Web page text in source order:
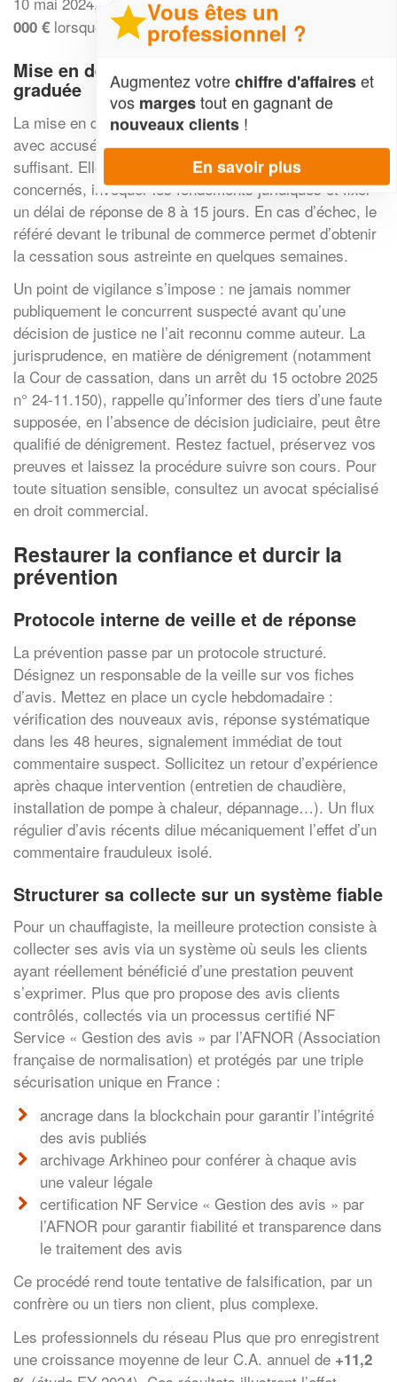
000 € lorsque l’infraction est commise en ligne.
Mise en demeure et référé : la riposte
graduée
La mise en demeure, envoyée par lettre recommandée
avec accusé de réception, constitue souvent un levier
suffisant. Elle doit identifier précisément les avis
concernés, invoquer les fondements juridiques et fixer
un délai de réponse de 8 à 15 jours. En cas d’échec, le
référé devant le tribunal de commerce permet d’obtenir
la cessation sous astreinte en quelques semaines.
Un point de vigilance s’impose : ne jamais nommer
publiquement le concurrent suspecté avant qu’une
décision de justice ne l’ait reconnu comme auteur. La
jurisprudence, en matière de dénigrement (notamment
la Cour de cassation, dans un arrêt du 15 octobre 2025
n° 24-11.150), rappelle qu’informer des tiers d’une faute
supposée, en l’absence de décision judiciaire, peut être
qualifié de dénigrement. Restez factuel, préservez vos
preuves et laissez la procédure suivre son cours. Pour
toute situation sensible, consultez un avocat spécialisé
en droit commercial.
Restaurer la confiance et durcir la
prévention
Protocole interne de veille et de réponse
La prévention passe par un protocole structuré.
Désignez un responsable de la veille sur vos fiches
d’avis. Mettez en place un cycle hebdomadaire :
vérification des nouveaux avis, réponse systématique
dans les 48 heures, signalement immédiat de tout
commentaire suspect. Sollicitez un retour d’expérience
après chaque intervention (entretien de chaudière,
installation de pompe à chaleur, dépannage…). Un flux
régulier d’avis récents dilue mécaniquement l’effet d’un
commentaire frauduleux isolé.
Structurer sa collecte sur un système fiable
Pour un chauffagiste, la meilleure protection consiste à
collecter ses avis via un système où seuls les clients
ayant réellement bénéficié d’une prestation peuvent
s’exprimer. Plus que pro propose des avis clients
contrôlés, collectés via un processus certifié NF
Service « Gestion des avis » par l’AFNOR (Association
française de normalisation) et protégés par une triple
sécurisation unique en France :
ancrage dans la blockchain pour garantir l’intégrité
des avis publiés
archivage Arkhineo pour conférer à chaque avis
une valeur légale
certification NF Service « Gestion des avis » par
l’AFNOR pour garantir fiabilité et transparence dans
le traitement des avis
Ce procédé rend toute tentative de falsification, par un
confrère ou un tiers non client, plus complexe.
Les professionnels du réseau Plus que pro enregistrent
une croissance moyenne de leur C.A. annuel de +11,2
Vous êtes un
professionnel ?
Augmentez votrechiffre d'affaireset
vos margestout en gagnant de
nouveaux clients !
En savoir plus